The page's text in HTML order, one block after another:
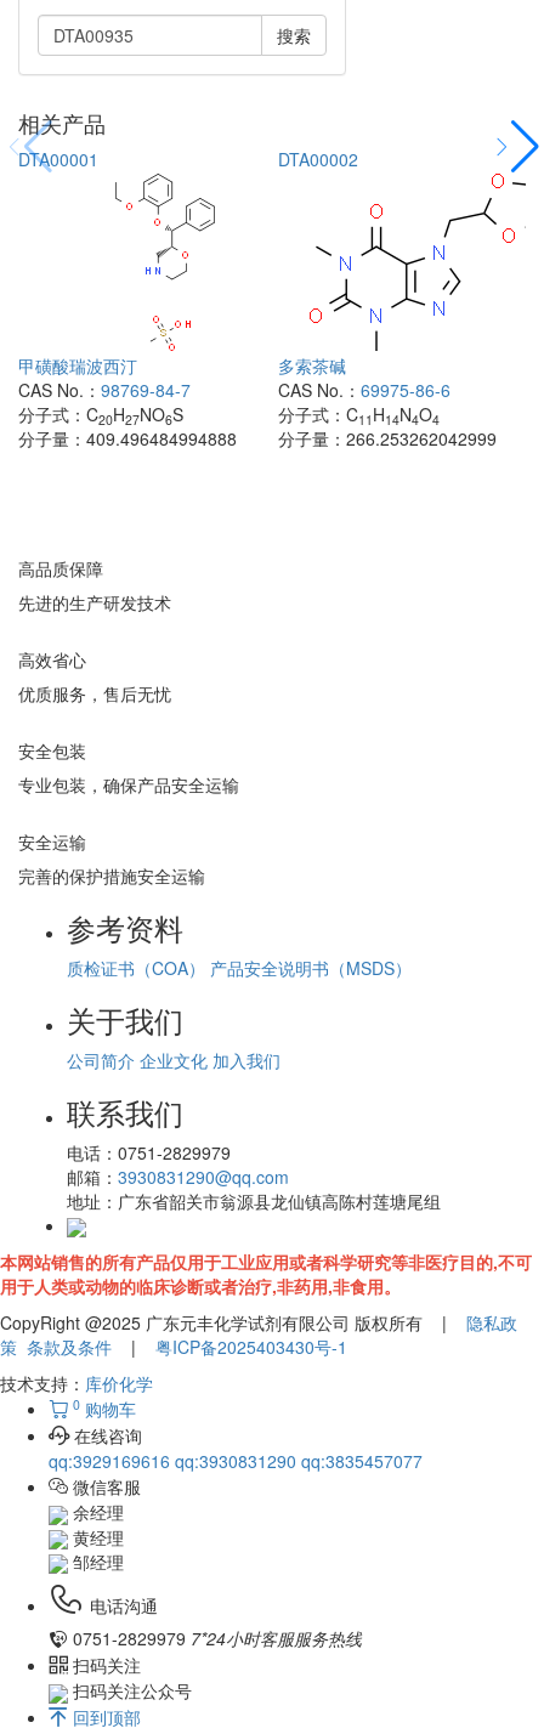
搜索
相关产品
DTA00001
甲磺酸瑞波西汀
CAS No.： 98769-84-7
分子式： C20H27NO6S
分子量： 409.496484994888
DTA00002
多索茶碱
CAS No.： 69975-86-6
分子式： C11 H14N4O4
分子量： 266.253262042999
高品质保障
先进的生产研发技术
高效省心
优质服务，售后无忧
安全包装
专业包装，确保产品安全运输
安全运输
完善的保护措施安全运输
参考资料
质检证书（COA） 产品安全说明书（MSDS）
关于我们
公司简介 企业文化 加入我们
联系我们
电话： 0751-2829979
邮箱： 3930831290@qq.com
地址： 广东省韶关市翁源县龙仙镇高陈村莲塘尾组
本网站销售的所有产品仅用于工业应用或者科学研究等非医疗目的,不可
用于人类或动物的临床诊断或者治疗,非药用,非食用。
CopyRight @2025 广东元丰化学试剂有限公司 版权所有 | 隐私政
策 条款及条件 | 粤ICP备2025403430号-1
技术支持： 库价化学
0 购物车
在线咨询
qq:3929169616 qq:3930831290 qq:3835457077
微信客服
余经理
黄经理
邹经理
电话沟通
0751-2829979 7*24小时客服服务热线
扫码关注
扫码关注公众号
回到顶部